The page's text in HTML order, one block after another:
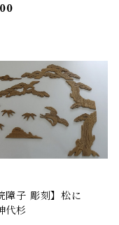
障子 彫刻】松に
杉